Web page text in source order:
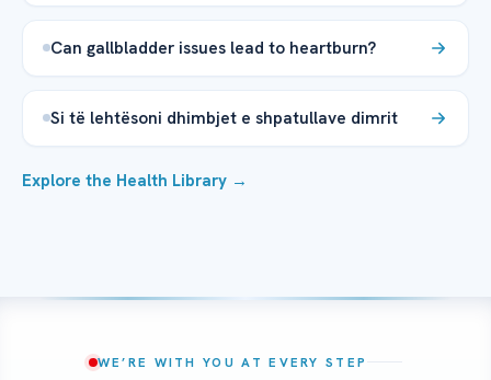
Can gallbladder issues lead to heartburn?
Si të lehtësoni dhimbjet e shpatullave dimrit
Explore the Health Library →
WE’RE WITH YOU AT EVERY STEP